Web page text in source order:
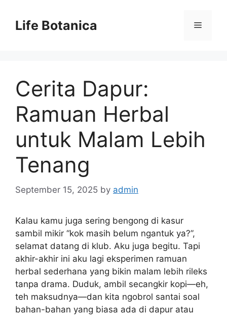
contentLife Botanica Menu
Cerita Dapur:
Ramuan Herbal
untuk Malam Lebih
Tenang
September 15, 2025 by admin
Kalau kamu juga sering bengong di kasur
sambil mikir “kok masih belum ngantuk ya?”,
selamat datang di klub. Aku juga begitu. Tapi
akhir-akhir ini aku lagi eksperimen ramuan
herbal sederhana yang bikin malam lebih rileks
tanpa drama. Duduk, ambil secangkir kopi—eh,
teh maksudnya—dan kita ngobrol santai soal
bahan-bahan yang biasa ada di dapur atau